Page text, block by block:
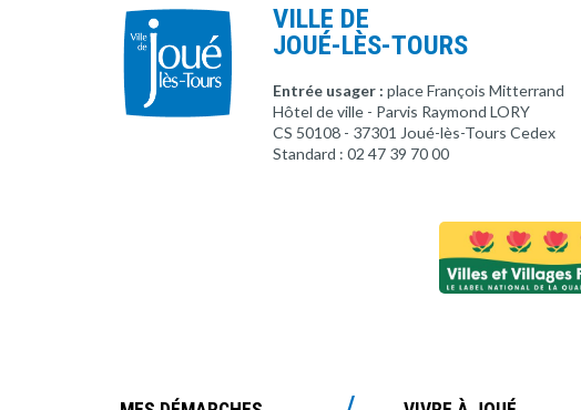
VILLE DE
JOUÉ-LÈS-TOURS
Entrée usager : place François Mitterrand
Hôtel de ville - Parvis Raymond LORY
CS 50108 - 37301 Joué-lès-Tours Cedex
Standard : 02 47 39 70 00